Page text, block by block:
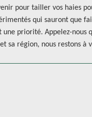
pour tailler vos haies
qui sauront que
une priorité. Appelez-nous
sa région, nous restons à